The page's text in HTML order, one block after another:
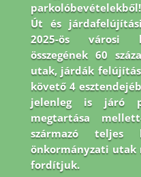
parkolóbevételekből!
Út és
2025-ös városi
összegének 60
utak, járdák
követő 4
jelenleg is járó
megtartása
származó teljes
önkormányzati utak
fordítjuk.